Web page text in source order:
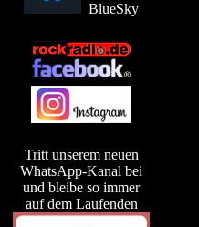
BlueSky
Tritt unserem neuen
WhatsApp-Kanal bei
und bleibe so immer
auf dem Laufenden